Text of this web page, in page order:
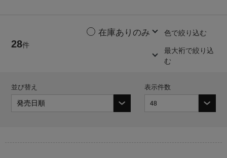
28件
色で絞り込む
最大裄で絞り込
む
並び替え 表示件数